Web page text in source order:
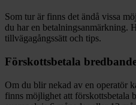
Som tur är finns det ändå vissa
du har en betalningsanmärkning.
tillvägagångssätt och tips.
Förskottsbetala
Om du blir nekad av en operatör
finns möjlighet att förskottsbetala